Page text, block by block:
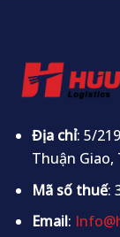
Địa chỉ: 5/
Thuận Giao,
Mã số thuế:
Email: